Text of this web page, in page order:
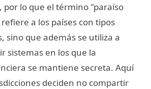
por lo que el término "paraíso
a los países con tipos
sino que además se utiliza a
sistemas en los que la
se mantiene secreta. Aquí
deciden no compartir